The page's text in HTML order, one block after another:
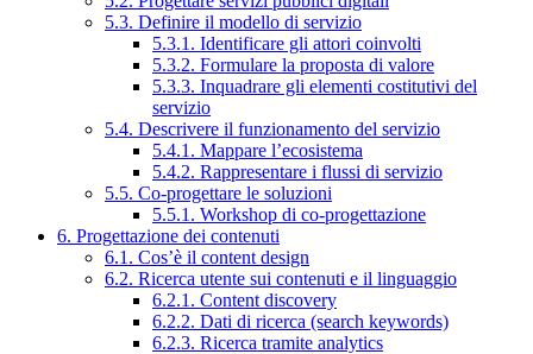
5.3. Definire il modello di servizio
5.3.1. Identificare gli attori coinvolti
5.3.2. Formulare la proposta di valore
5.3.3. Inquadrare gli elementi costitutivi del
servizio
5.4. Descrivere il funzionamento del servizio
5.4.1. Mappare l’ecosistema
5.4.2. Rappresentare i flussi di servizio
5.5. Co-progettare le soluzioni
5.5.1. Workshop di co-progettazione
6. Progettazione dei contenuti
6.1. Cos’è il content design
6.2. Ricerca utente sui contenuti e il linguaggio
6.2.1. Content discovery
6.2.2. Dati di ricerca (search keywords)
6.2.3. Ricerca tramite analytics